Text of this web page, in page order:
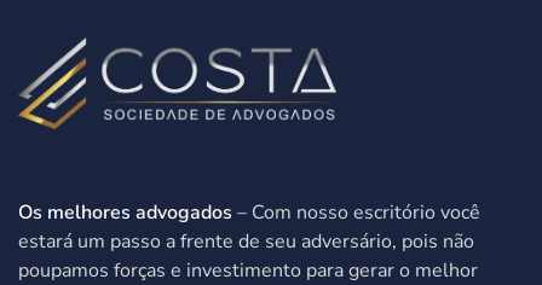
Os melhores advogados – Com nosso escritório você
estará um passo a frente de seu adversário, pois não
poupamos forças e investimento para gerar o melhor